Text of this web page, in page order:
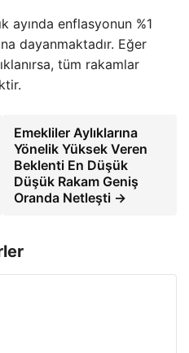
ayında enflasyonun %1
dayanmaktadır. Eğer
tüm rakamlar
Emekliler Aylıklarına
Yönelik Yüksek Veren
Beklenti En Düşük
Düşük Rakam Geniş
Oranda Netleşti →